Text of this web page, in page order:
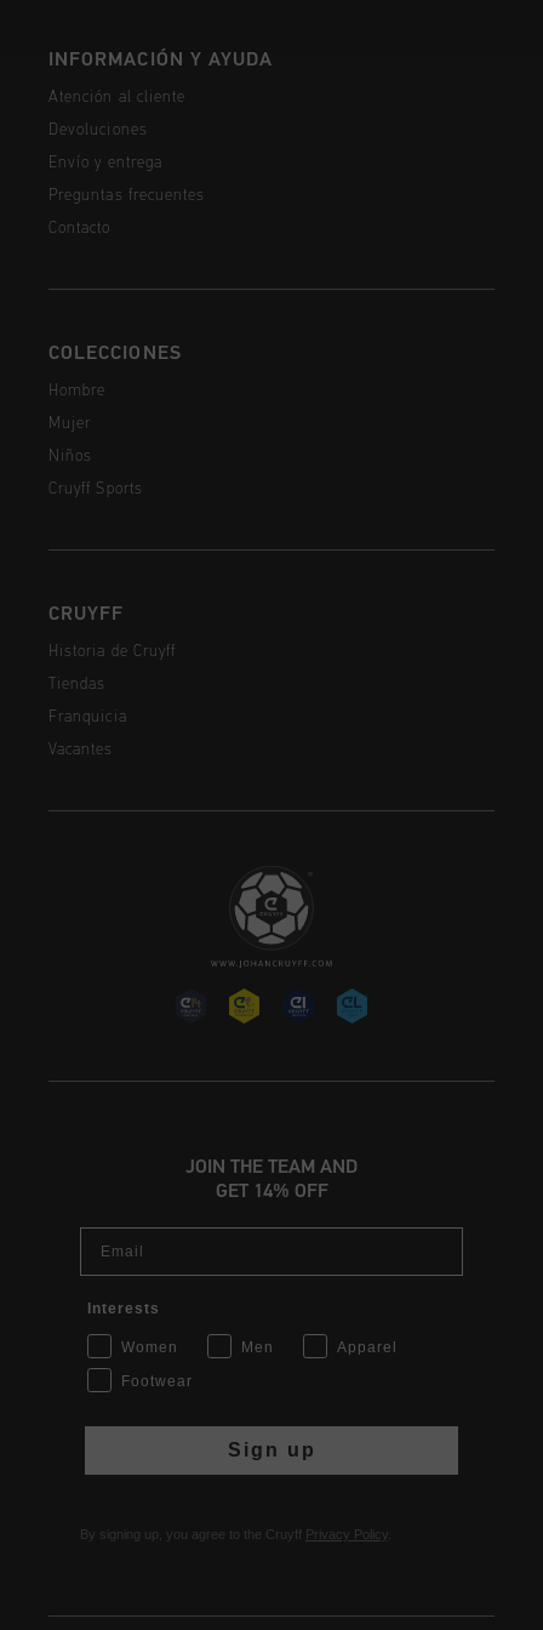
INFORMACIÓN Y AYUDA
Atención al cliente
Devoluciones
Envío y entrega
Preguntas frecuentes
Contacto
COLECCIONES
Hombre
Mujer
Niños
Cruyff Sports
CRUYFF
Historia de Cruyff
Tiendas
Franquicia
Vacantes
JOIN THE TEAM AND
GET 14% OFF
Email
Interests
Women Men
Apparel
Footwear
Sign up
By signing up, you agree to the Cruyff Privacy Policy